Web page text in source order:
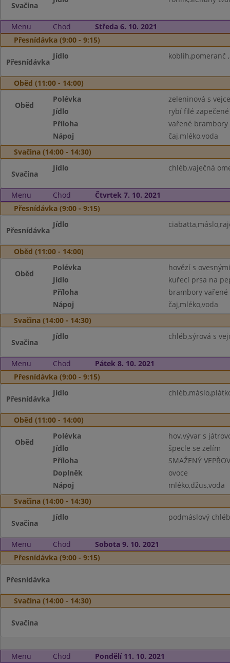
Svačina
Menu Chod
Středa 6. 10. 2021
Přesnídávka (9:00 - 9:15)
Přesnídávka
Jídlo koblih,pomeranč
Oběd (11:00 - 14:00)
Oběd
Polévka
zeleninová s
Jídlo
rybí filé
Příloha
vařené brambory
Nápoj
čaj,mléko,voda
Svačina (14:00 - 14:30)
Svačina
Jídlo chléb,vaječná
Menu Chod
Čtvrtek 7. 10. 2021
Přesnídávka (9:00 - 9:15)
Přesnídávka
Jídlo
Oběd (11:00 - 14:00)
Oběd
Polévka
hovězí s
Jídlo
kuřecí prsa na
Příloha
brambory vařené
Nápoj
čaj,mléko,voda
Svačina (14:00 - 14:30)
Svačina
Jídlo chléb,sýrová s
Menu Chod
Pátek 8. 10. 2021
Přesnídávka (9:00 - 9:15)
Přesnídávka
Jídlo
Oběd (11:00 - 14:00)
Oběd
Polévka
hov.vývar s
Jídlo
špecle se zelím
Příloha
SMAŽENÝ
Doplněk
ovoce
Nápoj
mléko,džus,voda
Svačina (14:00 - 14:30)
Svačina
Jídlo podmáslový
Menu Chod
Sobota 9. 10. 2021
Přesnídávka (9:00 - 9:15)
Přesnídávka
Svačina (14:00 - 14:30)
Svačina
Menu Chod
Pondělí 11. 10. 2021